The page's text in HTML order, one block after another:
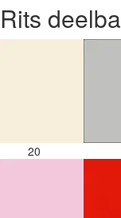
Rits
20